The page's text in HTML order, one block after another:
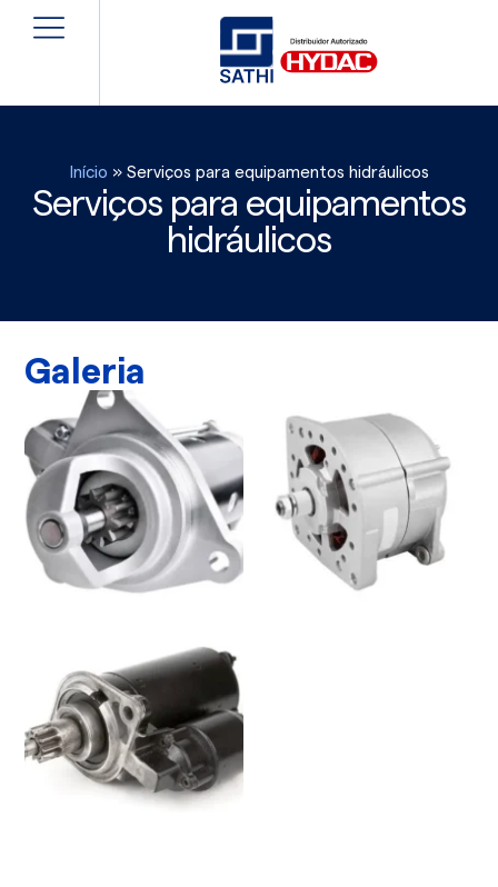
Início » Serviços para equipamentos hidráulicos
Serviços para equipamentos
hidráulicos
Galeria